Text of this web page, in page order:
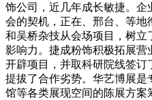
饰公司，近几年成长敏捷。
会的契机，正在、邢台、等
和吴桥杂技从会场项目，树
影响力。捷成粉饰积极拓展
开辟项目，并取科研院线签
提拔了合作劣势。华艺博展
馆等各类展现空间的陈展方